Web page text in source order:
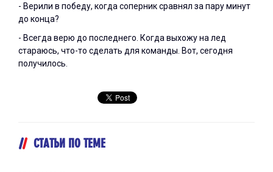
- Верили в победу, когда соперник сравнял за пару минут
до конца?
- Всегда верю до последнего. Когда выхожу на лед
стараюсь, что-то сделать для команды. Вот, сегодня
получилось.
СТАТЬИ ПО ТЕМЕ